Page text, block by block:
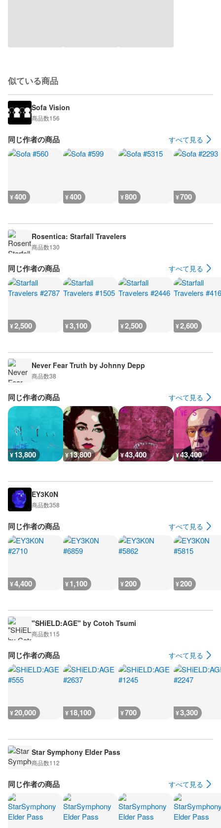
似ている商品
Sofa Vision
商品数156
同じ作者の商品 すべて見る
¥400 ¥400 ¥800 ¥700
Rosentica: Starfall Travelers
商品数130
同じ作者の商品 すべて見る
¥2,500 ¥3,100 ¥2,500 ¥2,600
Never Fear Truth by Johnny Depp
商品数38
同じ作者の商品 すべて見る
¥13,800 ¥13,800 ¥43,400 ¥43,400
EY3K0N
商品数358
同じ作者の商品 すべて見る
¥4,400 ¥1,100 ¥200 ¥200
"SHiELD:AGE" by Cotoh Tsumi
商品数115
同じ作者の商品 すべて見る
¥20,000 ¥18,100 ¥700 ¥3,300
Star Symphony Elder Pass
商品数112
同じ作者の商品 すべて見る